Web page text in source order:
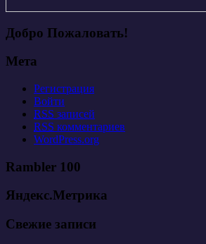
Добро Пожаловать!
Мета
Регистрация
Войти
RSS записей
RSS комментариев
WordPress.org
Rambler 100
Яндекс.Метрика
Свежие записи